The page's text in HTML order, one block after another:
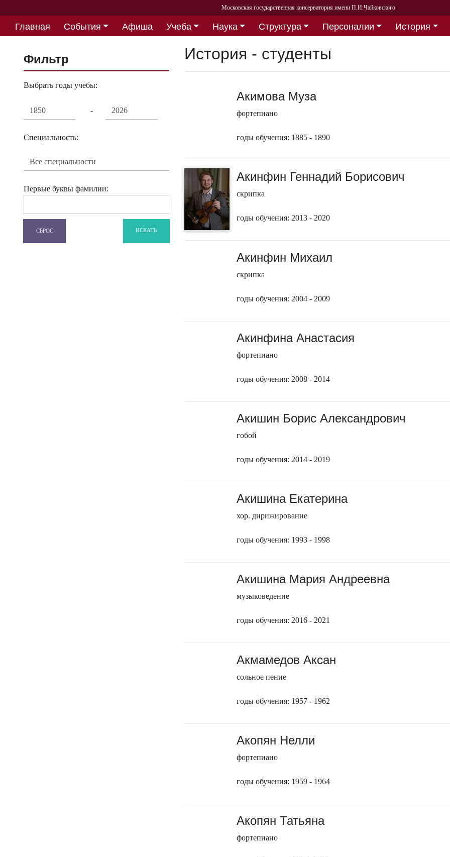
Московская государственная консерватория имени П.И.Чайковского
Главная События Афиша Учеба Наука Структура Персоналии
История
Фильтр
Выбрать годы учебы:
-
Специальность:
Первые буквы фамилии:
СБРОС ИСКАТЬ
История - студенты
Акимова Муза
фортепиано
годы обучения: 1885 - 1890
Акинфин Геннадий Борисович
скрипка
годы обучения: 2013 - 2020
Акинфин Михаил
скрипка
годы обучения: 2004 - 2009
Акинфина Анастасия
фортепиано
годы обучения: 2008 - 2014
Акишин Борис Александрович
гобой
годы обучения: 2014 - 2019
Акишина Екатерина
хор. дирижирование
годы обучения: 1993 - 1998
Акишина Мария Андреевна
музыковедение
годы обучения: 2016 - 2021
Акмамедов Аксан
сольное пение
годы обучения: 1957 - 1962
Акопян Нелли
фортепиано
годы обучения: 1959 - 1964
Акопян Татьяна
фортепиано